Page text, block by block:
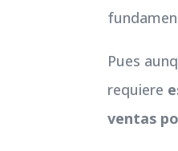
Pues
requiere
ventas